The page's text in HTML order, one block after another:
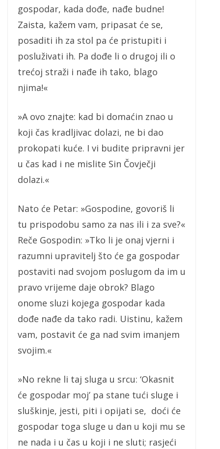
gospodar, kada dođe, nađe budne!
Zaista, kažem vam, pripasat će se,
posaditi ih za stol pa će pristupiti i
posluživati ih. Pa dođe li o drugoj ili o
trećoj straži i nađe ih tako, blago
njima!«
»A ovo znajte: kad bi domaćin znao u
koji čas kradljivac dolazi, ne bi dao
prokopati kuće. I vi budite pripravni jer
u čas kad i ne mislite Sin Čovječji
dolazi.«
Nato će Petar: »Gospodine, govoriš li
tu prispodobu samo za nas ili i za sve?«
Reče Gospodin: »Tko li je onaj vjerni i
razumni upravitelj što će ga gospodar
postaviti nad svojom poslugom da im u
pravo vrijeme daje obrok? Blago
onome sluzi kojega gospodar kada
dođe nađe da tako radi. Uistinu, kažem
vam, postavit će ga nad svim imanjem
svojim.«
»No rekne li taj sluga u srcu: ‘Okasnit
će gospodar moj’ pa stane tući sluge i
sluškinje, jesti, piti i opijati se, doći će
gospodar toga sluge u dan u koji mu se
ne nada i u čas u koji i ne sluti; rasjeći